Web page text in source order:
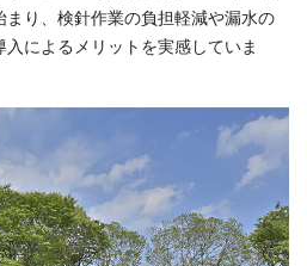
り、検針作業の負担軽減や漏水の
によるメリットを実感していま